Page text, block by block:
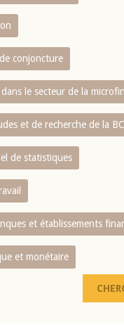
conjoncture
le secteur de la
et de recherche de la
de statistiques
et établissements
et monétaire